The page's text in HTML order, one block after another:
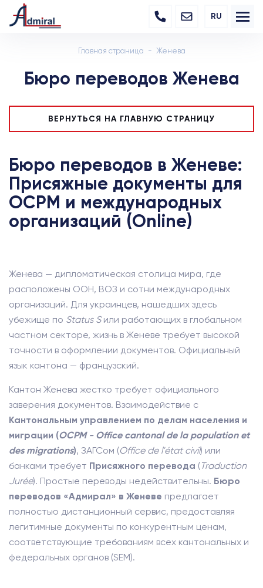
RU
Главная страница Женева
Бюро переводов Женева
ВЕРНУТЬСЯ НА ГЛАВНУЮ СТРАНИЦУ
Бюро переводов в Женеве:
Присяжные документы для
OCPM и международных
организаций (Online)
Женева — дипломатическая столица мира, где
расположены ООН, ВОЗ и сотни международных
организаций. Для украинцев, нашедших здесь
убежище по Status Sили работающих в глобальном
частном секторе, жизнь в Женеве требует высокой
точности в оформлении документов. Официальный
язык кантона — французский.
Кантон Женева жестко требует официального
заверения документов. Взаимодействие с
Кантональным управлением по делам населения и
миграции (OCPM - Office cantonal de la population et
des migrations), ЗАГСом (Office de l'état civil) или
банками требует Присяжного перевода (Traduction
Jurée). Простые переводы недействительны. Бюро
переводов «Адмирал» в Женеве предлагает
полностью дистанционный сервис, предоставляя
легитимные документы по конкурентным ценам,
соответствующие требованиям всех кантональных и
федеральных органов (SEM).